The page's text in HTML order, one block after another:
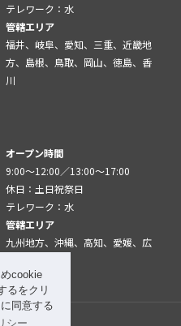
cookie
るをクリ
同意する
シー
テレワーク：水
管轄エリア
福井、岐阜、愛知、三重、近畿地
方、島根、鳥取、岡山、徳島、香
川
オープン時間
9:00～12:00／13:00～17:00
休日：土日祝祭日
テレワーク：水
管轄エリア
九州地方、沖縄、高知、愛媛、広